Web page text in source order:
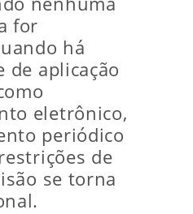
for
há
de aplicação
eletrônico,
periódico
de
se torna